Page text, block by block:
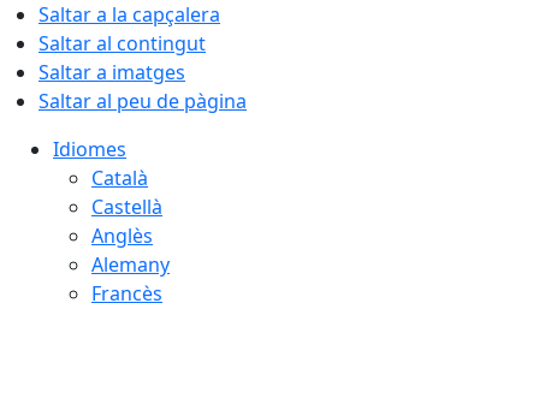
Saltar a la capçalera
Saltar al contingut
Saltar a imatges
Saltar al peu de pàgina
Idiomes
Català
Castellà
Anglès
Alemany
Francès